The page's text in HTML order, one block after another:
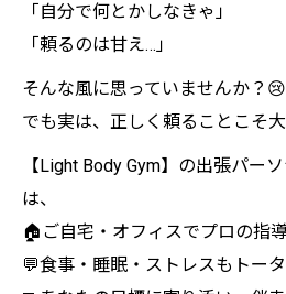
「自分で何とかしなきゃ」
「頼るのは甘え…」
そんな風に思っていませんか？😢
でも実は、正しく頼ることこそ
【Light Body Gym】の出張パー
は、
🏠ご自宅・オフィスでプロの指
💬食事・睡眠・ストレスもトー